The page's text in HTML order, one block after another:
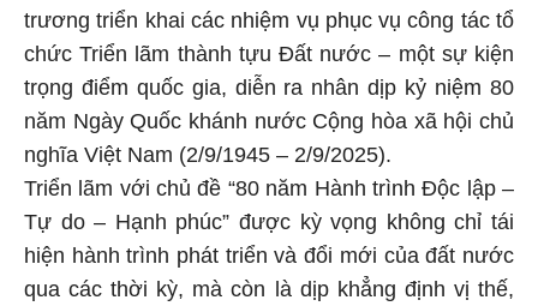
trương triển khai các nhiệm vụ phục vụ công tác tổ
chức Triển lãm thành tựu Đất nước – một sự kiện
trọng điểm quốc gia, diễn ra nhân dịp kỷ niệm 80
năm Ngày Quốc khánh nước Cộng hòa xã hội chủ
nghĩa Việt Nam (2/9/1945 – 2/9/2025).
Triển lãm với chủ đề “80 năm Hành trình Độc lập –
Tự do – Hạnh phúc” được kỳ vọng không chỉ tái
hiện hành trình phát triển và đổi mới của đất nước
qua các thời kỳ, mà còn là dịp khẳng định vị thế,